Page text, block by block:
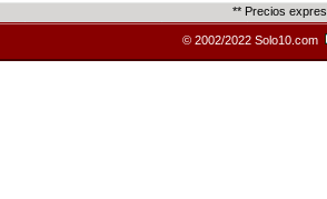
** Precios
© 2002/2022 Solo10.com